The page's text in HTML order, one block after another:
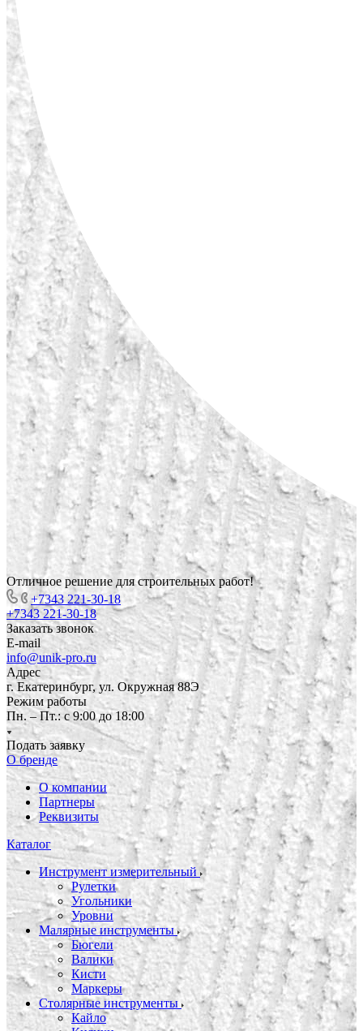
Отличное решение для строительных работ!
+7343 221-30-18
+7343 221-30-18
Заказать звонок
E-mail
info@unik-pro.ru
Адрес
г. Екатеринбург, ул. Окружная 88Э
Режим работы
Пн. – Пт.: с 9:00 до 18:00
Подать заявку
О бренде
О компании
Партнеры
Реквизиты
Каталог
Инструмент измерительный
Рулетки
Угольники
Уровни
Малярные инструменты
Бюгели
Валики
Кисти
Маркеры
Столярные инструменты
Кайло